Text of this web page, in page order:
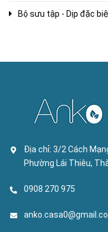
Bộ sưu tập - Dịp đặc
Địa chỉ: 3/2 Cách
Phường Lái Thiêu,
0908 270 975